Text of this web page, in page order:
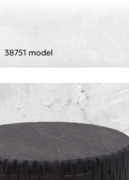
38751 model